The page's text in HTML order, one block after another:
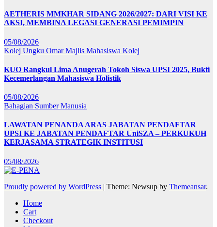
AETHERIS MMKHAR SIDANG 2026/2027: DARI VISI KE
AKSI, MEMBINA LEGASI GENERASI PEMIMPIN
05/08/2026
Kolej Ungku OmarMajlis Mahasiswa Kolej
KUO Rangkul Lima Anugerah Tokoh Siswa UPSI 2025, Bukti
Kecemerlangan Mahasiswa Holistik
05/08/2026
Bahagian Sumber Manusia
LAWATAN PENANDA ARAS JABATAN PENDAFTAR
UPSI KE JABATAN PENDAFTAR UniSZA – PERKUKUH
KERJASAMA STRATEGIK INSTITUSI
05/08/2026
Proudly powered by WordPress | Theme: Newsup by Themeansar.
Home
Cart
Checkout